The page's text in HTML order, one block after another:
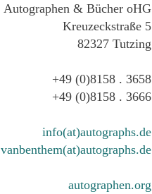
Autographen & Bücher oHG
Kreuzeckstraße 5
82327 Tutzing
+49 (0)8158 . 3658
+49 (0)8158 . 3666
info(at)autographs.de
vanbenthem(at)autographs.de
autographen.org